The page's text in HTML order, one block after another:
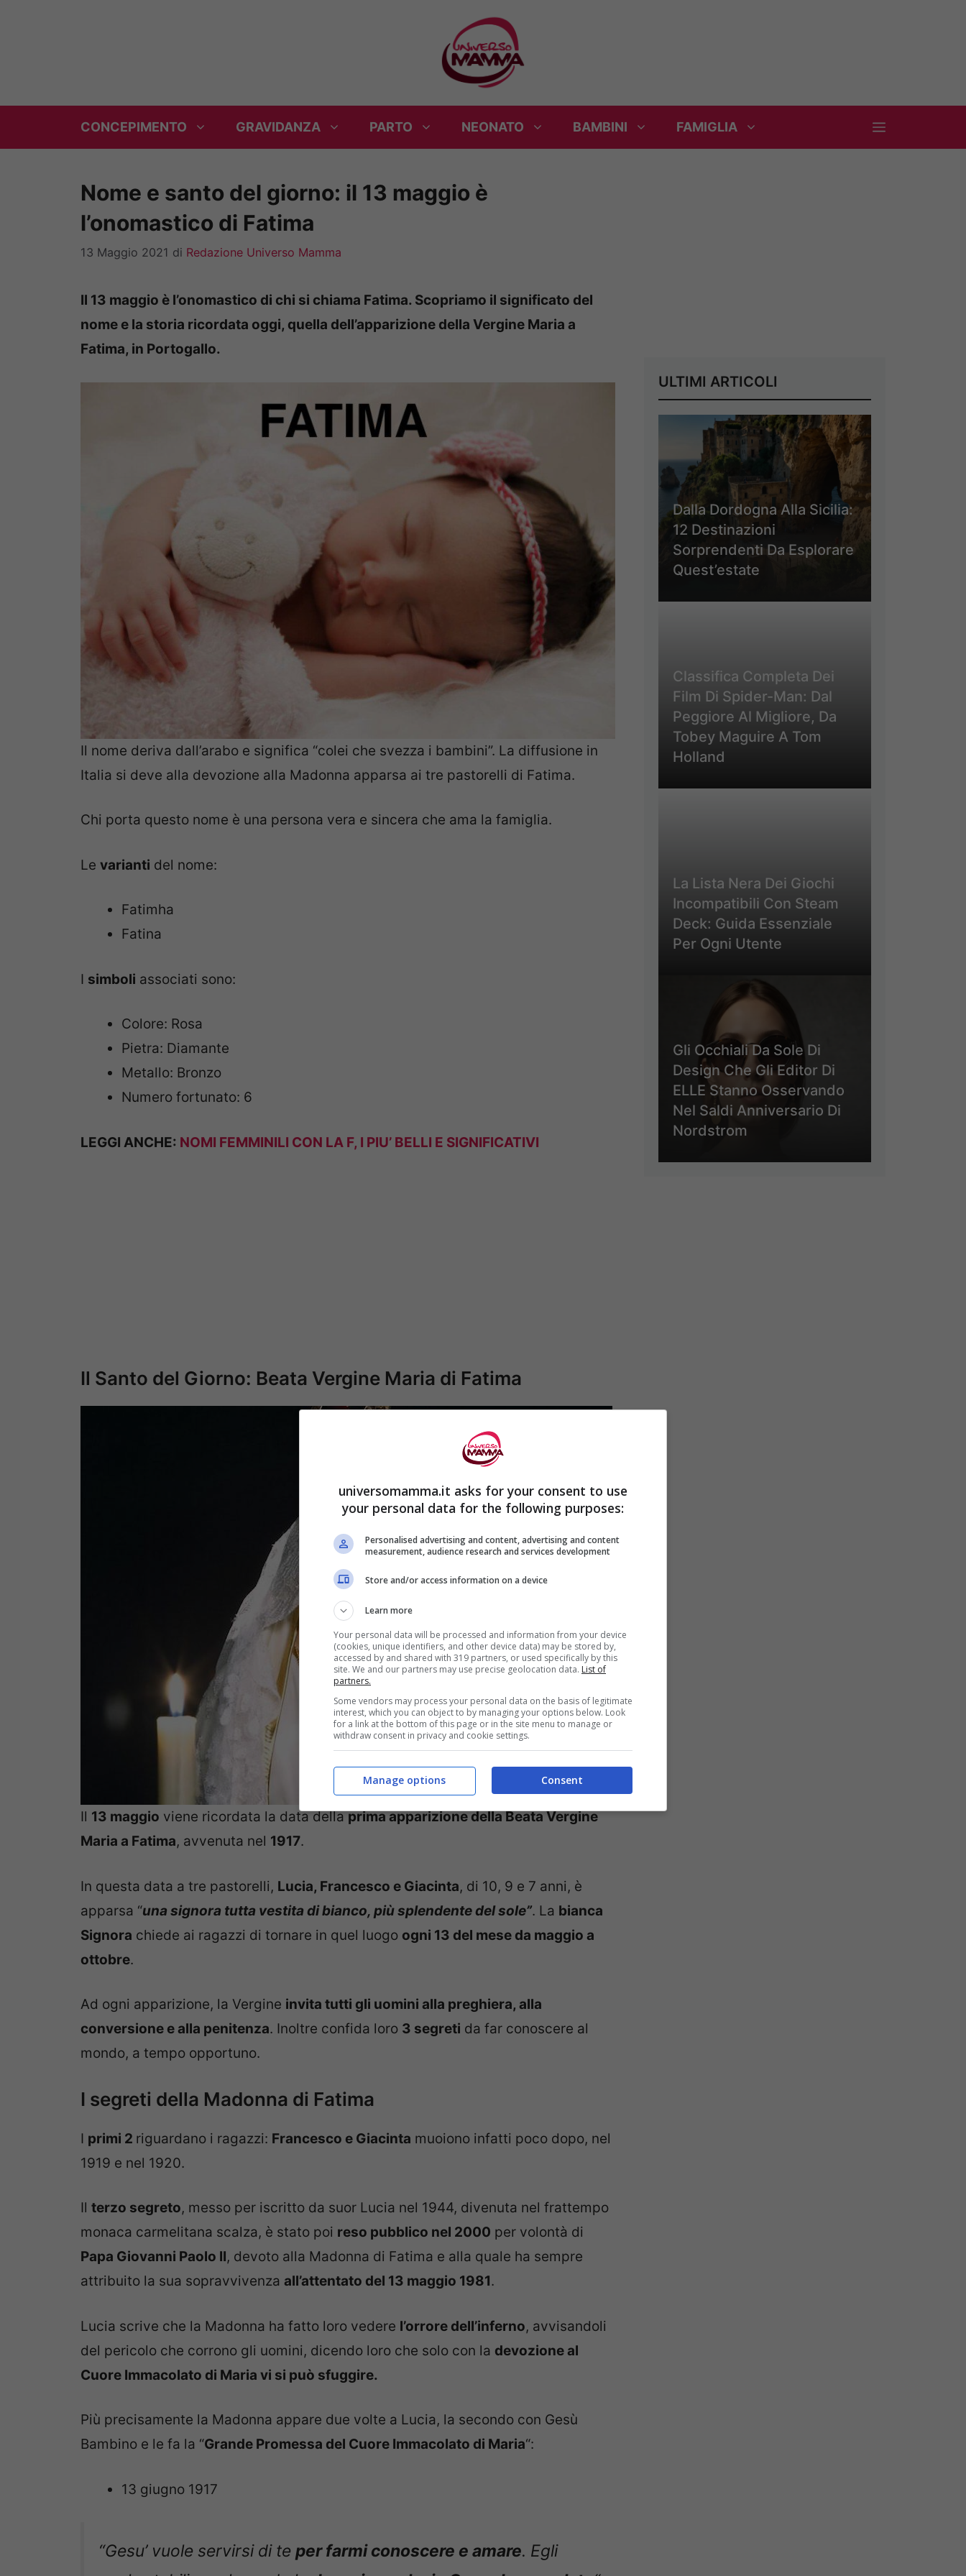
CONCEPIMENTO GRAVIDANZA PARTO NEONATO BAMBINI FAMIGLIA
Nome e santo del giorno: il 13 maggio è
l’onomastico di Fatima
13 Maggio 2021 di Redazione Universo Mamma
Il 13 maggio è l’onomastico di chi si chiama Fatima. Scopriamo il significato del
nome e la storia ricordata oggi, quella dell’apparizione della Vergine Maria a
Fatima, in Portogallo.
Il nome deriva dall’arabo e significa “colei che svezza i bambini”. La diffusione in
Italia si deve alla devozione alla Madonna apparsa ai tre pastorelli di Fatima.
Chi porta questo nome è una persona vera e sincera che ama la famiglia.
Le varianti del nome:
Fatimha
Fatina
I simboli associati sono:
Colore: Rosa
Pietra: Diamante
Metallo: Bronzo
Numero fortunato: 6
LEGGI ANCHE: NOMI FEMMINILI CON LA F, I PIU’ BELLI E SIGNIFICATIVI
Il Santo del Giorno: Beata Vergine Maria di Fatima
Il 13 maggio viene ricordata la data dellaprima apparizione della Beata Vergine
Maria a Fatima, avvenuta nel 1917.
In questa data a tre pastorelli, Lucia, Francesco e Giacinta, di 10, 9 e 7 anni, è
apparsa “una signora tutta vestita di bianco, più splendente del sole”. La bianca
Signora chiede ai ragazzi di tornare in quel luogo ogni 13 del mese da maggio a
ottobre.
Ad ogni apparizione, la Vergine invita tutti gli uomini alla preghiera, alla
conversione e alla penitenza. Inoltre confida loro 3 segreti da far conoscere al
mondo, a tempo opportuno.
I segreti della Madonna di Fatima
I primi 2 riguardano i ragazzi: Francesco e Giacinta muoiono infatti poco dopo, nel
1919 e nel 1920.
Il terzo segreto, messo per iscritto da suor Lucia nel 1944, divenuta nel frattempo
monaca carmelitana scalza, è stato poi reso pubblico nel 2000 per volontà di
Papa Giovanni Paolo II, devoto alla Madonna di Fatima e alla quale ha sempre
attribuito la sua sopravvivenza all’attentato del 13 maggio 1981.
Lucia scrive che la Madonna ha fatto loro vedere l’orrore dell’inferno, avvisandoli
del pericolo che corrono gli uomini, dicendo loro che solo con la devozione al
Cuore Immacolato di Maria vi si può sfuggire.
Più precisamente la Madonna appare due volte a Lucia, la secondo con Gesù
Bambino e le fa la “Grande Promessa del Cuore Immacolato di Maria“:
13 giugno 1917
“Gesu’ vuole servirsi di te per farmi conoscere e amare. Egli
ULTIMI ARTICOLI
Dalla Dordogna Alla Sicilia:
12 Destinazioni
Sorprendenti Da Esplorare
Quest’estate
Classifica Completa Dei
Film Di Spider-Man: Dal
Peggiore Al Migliore, Da
Tobey Maguire A Tom
Holland
La Lista Nera Dei Giochi
Incompatibili Con Steam
Deck: Guida Essenziale
Per Ogni Utente
Gli Occhiali Da Sole Di
Design Che Gli Editor Di
ELLE Stanno Osservando
Nel Saldi Anniversario Di
Nordstrom
universomamma.it asks for your consent to use
your personal data for the following purposes:
Personalised advertising and content, advertising and content
measurement, audience research and services development
Store and/or access information on a device
Learn more
Your personal data will be processed and information from your device
(cookies, unique identifiers, and other device data) may be stored by,
accessed by and shared with 319 partners, or used specifically by this
site. We and our partners may use precise geolocation data. List of
partners.
Some vendors may process your personal data on the basis of legitimate
interest, which you can object to by managing your options below. Look
for a link at the bottom of this page or in the site menu to manage or
withdraw consent in privacy and cookie settings.
Consent
Manage options